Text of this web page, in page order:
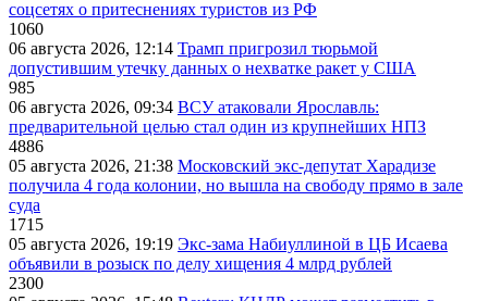
соцсетях о притеснениях туристов из РФ
1060
06 августа 2026, 12:14 Трамп пригрозил тюрьмой
допустившим утечку данных о нехватке ракет у США
985
06 августа 2026, 09:34 ВСУ атаковали Ярославль:
предварительной целью стал один из крупнейших НПЗ
4886
05 августа 2026, 21:38 Московский экс-депутат Харадизе
получила 4 года колонии, но вышла на свободу прямо в зале
суда
1715
05 августа 2026, 19:19 Экс-зама Набиуллиной в ЦБ Исаева
объявили в розыск по делу хищения 4 млрд рублей
2300